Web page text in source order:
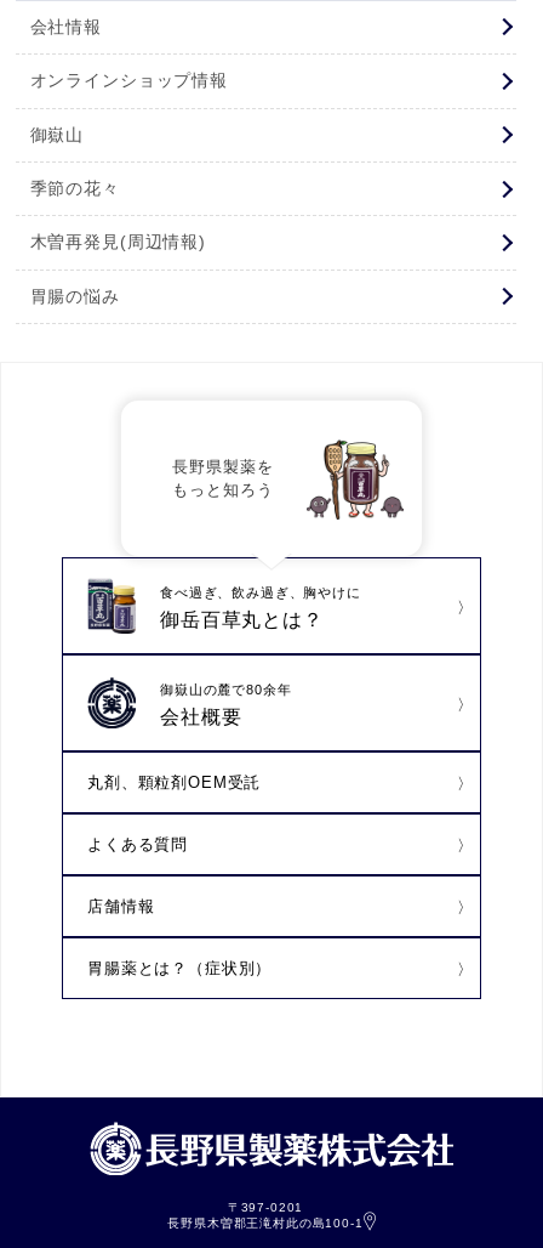
会社情報
オンラインショップ情報
御嶽山
季節の花々
木曽再発見(周辺情報)
胃腸の悩み
長野県製薬を
もっと知ろう
食べ過ぎ、飲み過ぎ、胸やけに
御岳百草丸とは？
御嶽山の麓で80余年
会社概要
丸剤、顆粒剤OEM受託
よくある質問
店舗情報
胃腸薬とは？（症状別）
〒397-0201
長野県木曽郡王滝村此の島100-1